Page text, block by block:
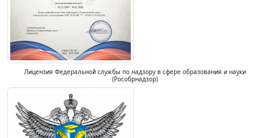
Лицензия Федеральной службы по надзору в сфере образования и науки
(Рособрнадзор)